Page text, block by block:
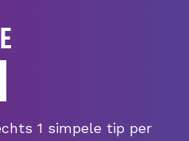
1 simpele tip per